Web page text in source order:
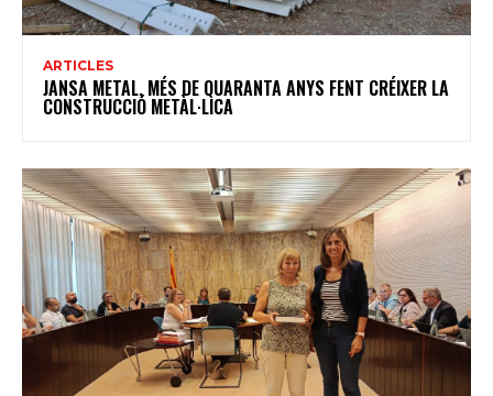
ARTICLES
JANSA METAL, MÉS DE QUARANTA ANYS FENT CRÉIXER LA
CONSTRUCCIÓ METÀL·LICA